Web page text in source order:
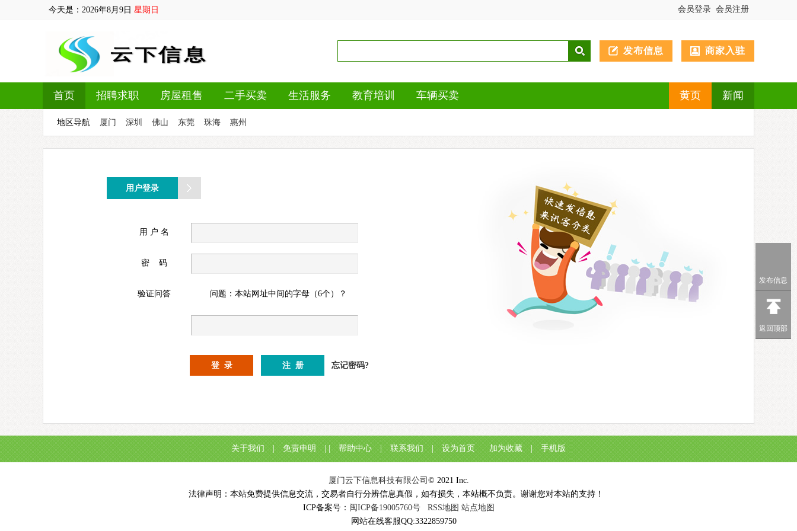
今天是： 2026年8月9日 星期日 会员登录 会员注册
发布信息 商家入驻
首页 招聘求职 房屋租售 二手买卖 生活服务 教育培训 车辆买卖 新闻
黄页
地区导航 厦门 深圳 佛山 东莞 珠海 惠州
用户登录
用 户 名
密 码
验证问答 问题：本站网址中间的字母（6个）？
忘记密码?
关于我们 | 免责申明 | | 帮助中心 | 联系我们 | 设为首页 加为收藏 | 手机版
厦门云下信息科技有限公司 © 2021 Inc.
法律声明：本站免费提供信息交流，交易者自行分辨信息真假，如有损失，本站概不负责。谢谢您对本站的支持！
ICP备案号： 闽ICP备19005760号 RSS地图 站点地图
网站在线客服QQ:3322859750
发布信息
返回顶部